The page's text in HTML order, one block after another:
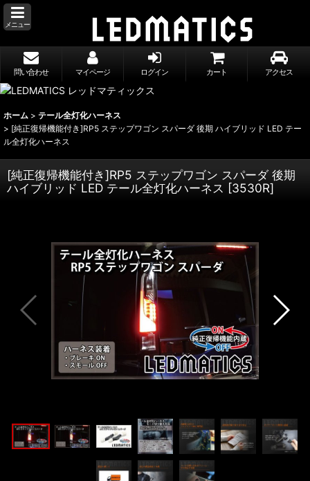
メニュー
問い合わせ マイページ ログイン カート アクセス
ホーム > テール全灯化ハーネス
> [純正復帰機能付き]RP5 ステップワゴン スパーダ 後期 ハイブリッド LED テー
ル全灯化ハーネス
[純正復帰機能付き]RP5 ステップワゴン スパーダ 後期
ハイブリッド LED テール全灯化ハーネス [3530R]